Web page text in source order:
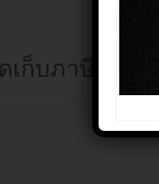
เก็บภาษีเงิน